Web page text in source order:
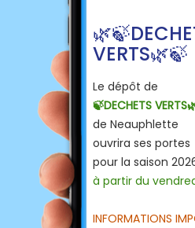
VERTS🌿🍃
Le dépôt de
🍃DECHETS
de Neauphlette
ouvrira ses portes
pour la saison
à partir du
INFORMATIONS